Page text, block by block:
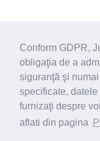
Conform GDPR,
obligaţia de a
siguranţă şi
specificate,
furnizaţi despre
aflati din pagina